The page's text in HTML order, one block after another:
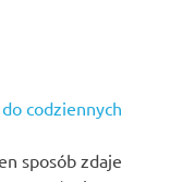
codziennych
sposób zdaje